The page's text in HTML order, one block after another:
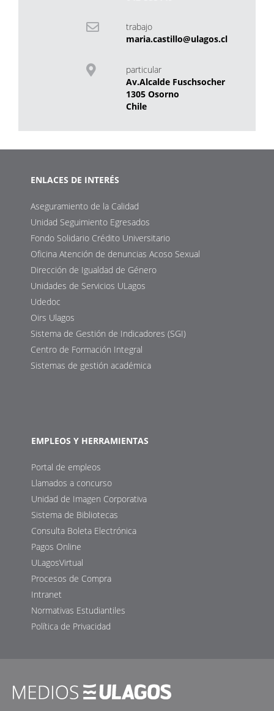
trabajo
maria.castillo@ulagos.cl
particular
Av.Alcalde Fuschsocher
1305 Osorno
Chile
ENLACES DE INTERÉS
Aseguramiento de la Calidad
Unidad Seguimiento Egresados
Fondo Solidario Crédito Universitario
Oficina Atención de denuncias Acoso Sexual
Dirección de Igualdad de Género
Unidades de Servicios ULagos
Udedoc
Oirs Ulagos
Sistema de Gestión de Indicadores (SGI)
Centro de Formación Integral
Sistemas de gestión académica
EMPLEOS Y HERRAMIENTAS
Portal de empleos
Llamados a concurso
Unidad de Imagen Corporativa
Sistema de Bibliotecas
Consulta Boleta Electrónica
Pagos Online
ULagosVirtual
Procesos de Compra
Intranet
Normativas Estudiantiles
Política de Privacidad